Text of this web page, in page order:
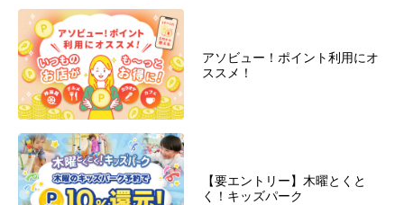
アソビュー！ポイント利用にオ
ススメ！
【要エントリー】木曜とくと
く！キッズパーク